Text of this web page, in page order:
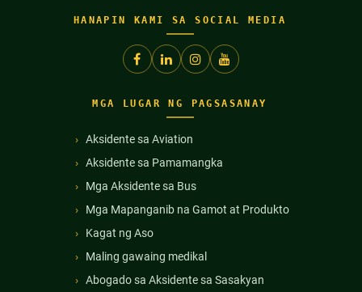
HANAPIN KAMI SA SOCIAL MEDIA
MGA LUGAR NG PAGSASANAY
Aksidente sa Aviation
Aksidente sa Pamamangka
Mga Aksidente sa Bus
Mga Mapanganib na Gamot at Produkto
Kagat ng Aso
Maling gawaing medikal
Abogado sa Aksidente sa Sasakyan